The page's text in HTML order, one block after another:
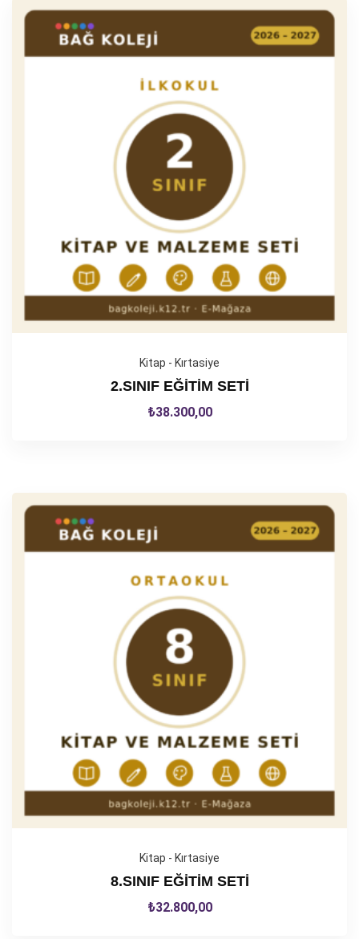
Kitap - Kırtasiye
2.SINIF EĞİTİM SETİ
₺38.300,00
Kitap - Kırtasiye
8.SINIF EĞİTİM SETİ
₺32.800,00